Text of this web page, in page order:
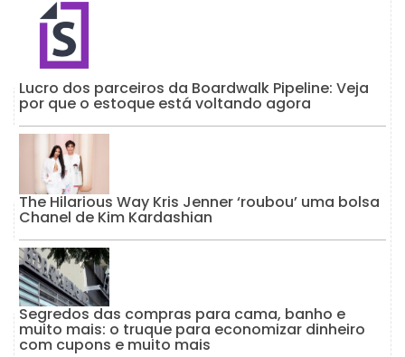
Lucro dos parceiros da Boardwalk Pipeline: Veja
por que o estoque está voltando agora
The Hilarious Way Kris Jenner ‘roubou’ uma bolsa
Chanel de Kim Kardashian
Segredos das compras para cama, banho e
muito mais: o truque para economizar dinheiro
com cupons e muito mais